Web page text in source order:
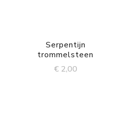
Serpentijn
trommelsteen
€ 2,00